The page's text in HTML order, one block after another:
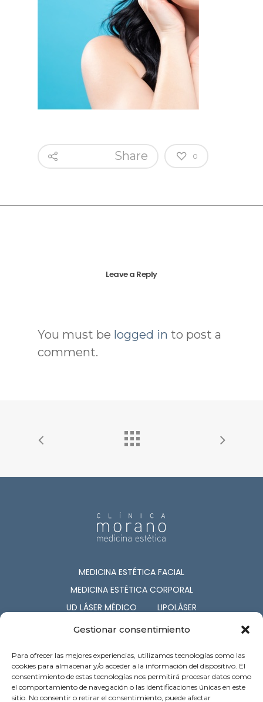
Gestionar consentimiento
Para ofrecer las mejores experiencias, utilizamos tecnologías como las
cookies para almacenar y/o acceder a la información del dispositivo. El
consentimiento de estas tecnologías nos permitirá procesar datos como
el comportamiento de navegación o las identificaciones únicas en este
sitio. No consentir o retirar el consentimiento, puede afectar
Share 0
Leave a Reply
You must be logged in to post a
comment.
MEDICINA ESTÉTICA FACIAL
MEDICINA ESTÉTICA CORPORAL
UD LÁSER MÉDICO
LIPOLÁSER
CIRUGÍA ESTÉTICA
COSMETOLOGÍA
SERV. ASOCIADOS
c/ Barón de Pinopar 12-1º. Palma de